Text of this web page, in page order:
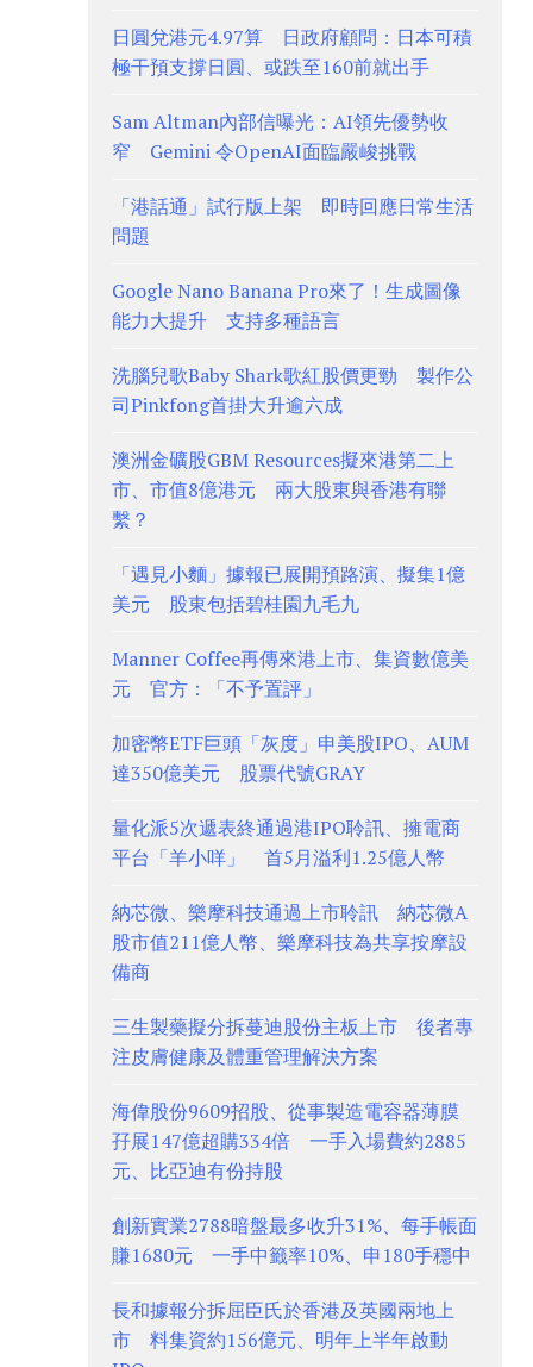
日圓兌港元4.97算 日政府顧問：日本可積
極干預支撐日圓、或跌至160前就出手
Sam Altman內部信曝光：AI領先優勢收
窄 Gemini 令OpenAI面臨嚴峻挑戰
「港話通」試行版上架 即時回應日常生活
問題
Google Nano Banana Pro來了！生成圖像
能力大提升 支持多種語言
洗腦兒歌Baby Shark歌紅股價更勁 製作公
司Pinkfong首掛大升逾六成
澳洲金礦股GBM Resources擬來港第二上
市、市值8億港元 兩大股東與香港有聯
繫？
「遇見小麵」據報已展開預路演、擬集1億
美元 股東包括碧桂園九毛九
Manner Coffee再傳來港上市、集資數億美
元 官方：「不予置評」
加密幣ETF巨頭「灰度」申美股IPO、AUM
達350億美元 股票代號GRAY
量化派5次遞表終通過港IPO聆訊、擁電商
平台「羊小咩」 首5月溢利1.25億人幣
納芯微、樂摩科技通過上市聆訊 納芯微A
股市值211億人幣、樂摩科技為共享按摩設
備商
三生製藥擬分拆蔓迪股份主板上市 後者專
注皮膚健康及體重管理解決方案
海偉股份9609招股、從事製造電容器薄膜
孖展147億超購334倍 一手入場費約2885
元、比亞迪有份持股
創新實業2788暗盤最多收升31%、每手帳面
賺1680元 一手中籤率10%、申180手穩中
長和據報分拆屈臣氏於香港及英國兩地上
市 料集資約156億元、明年上半年啟動